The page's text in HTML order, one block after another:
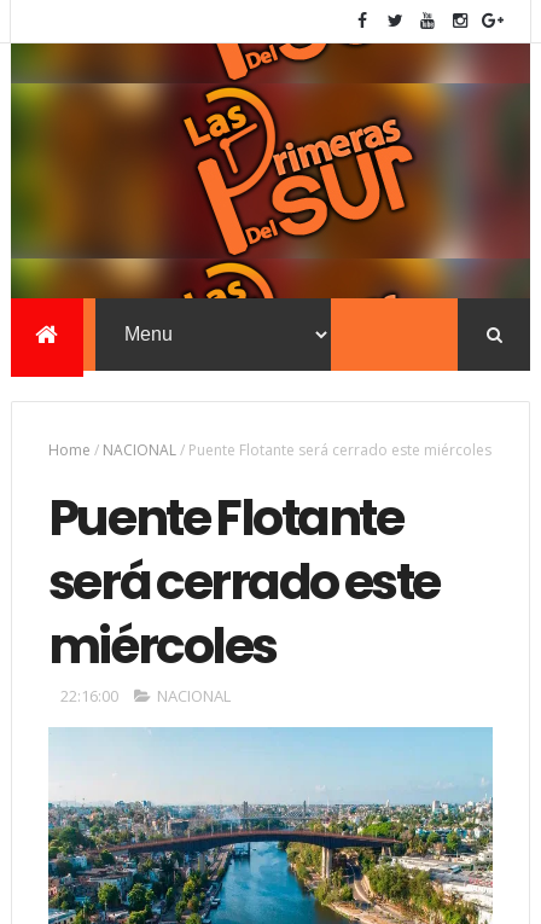
Home / NACIONAL/ Puente Flotante será cerrado este miércoles
Puente Flotante
será cerrado este
miércoles
22:16:00 NACIONAL